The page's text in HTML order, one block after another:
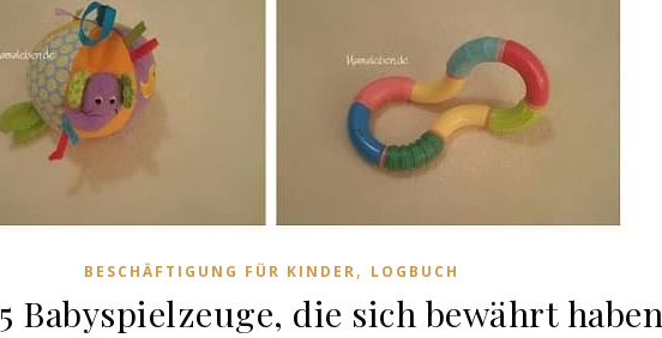
BESCHÄFTIGUNG FÜR KINDER, LOGBUCH
Babyspielzeuge, die sich bewährt haben